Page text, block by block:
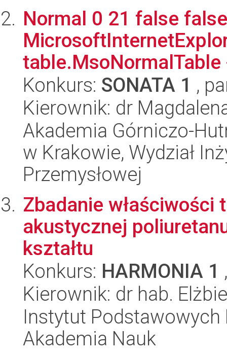
Normal 0 21 false
Konkurs: SONATA 1 ,
Kierownik: dr
Akademia Górniczo-
w Krakowie, Wydział
Przemysłowej
Zbadanie
akustycznej
kształtu
Konkurs: HARMONIA 1
Kierownik: dr hab.
Instytut
Akademia Nauk